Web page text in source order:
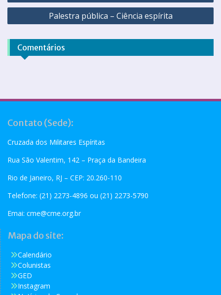
Palestra pública – Ciência espírita
Comentários
Contato (Sede):
Cruzada dos Militares Espíritas
Rua São Valentim, 142 – Praça da Bandeira
Rio de Janeiro, RJ – CEP: 20.260-110
Telefone: (21) 2273-4896 ou (21) 2273-5790
Emai: cme@cme.org.br
Mapa do site:
Calendário
Colunistas
GED
Instagram